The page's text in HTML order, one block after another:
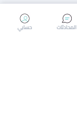
إجراء مكالمة
حسابي المحادثات